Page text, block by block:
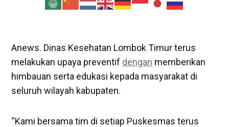
Anews. Dinas Kesehatan Lombok Timur terus
melakukan upaya preventif dengan memberikan
himbauan serta edukasi kepada masyarakat di
seluruh wilayah kabupaten.
“Kami bersama tim di setiap Puskesmas terus